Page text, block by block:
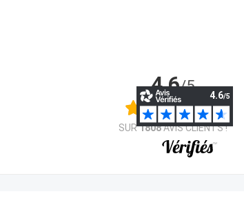
4.6/5
SUR1808AVIS CLIENTS !